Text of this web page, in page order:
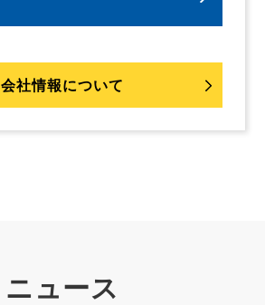
会社情報について
ニュース